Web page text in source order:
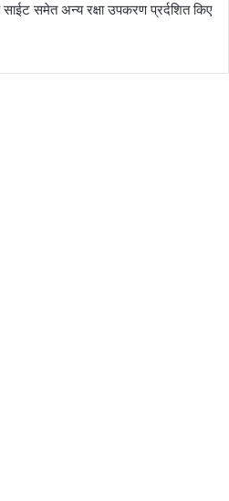
समेत अन्‍य रक्षा उपकरण प्रर्दशित किए